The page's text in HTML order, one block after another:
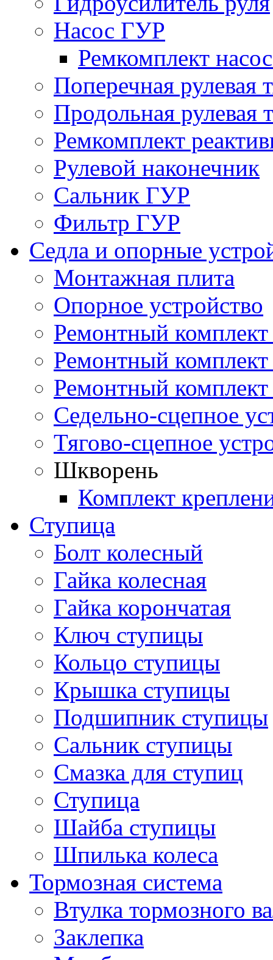
Насос ГУР
Ремкомплект
Поперечная рулевая
Продольная рулевая
Ремкомплект
Рулевой наконечник
Сальник ГУР
Фильтр ГУР
Седла и опорные
Монтажная плита
Опорное устройство
Ремонтный комплект
Ремонтный
Ремонтный комплект
Седельно-сцепное
Тягово-сцепное
Шкворень
Комплект
Ступица
Болт колесный
Гайка колесная
Гайка корончатая
Ключ ступицы
Кольцо ступицы
Крышка ступицы
Подшипник ступицы
Сальник ступицы
Смазка для ступиц
Ступица
Шайба ступицы
Шпилька колеса
Тормозная система
Втулка тормозного
Заклепка